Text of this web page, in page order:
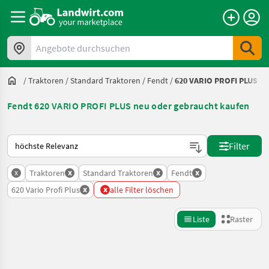
Angebote durchsuchen
/Traktoren /Standard Traktoren / Fendt /620 VARIO PROFI PLUS
Fendt 620 VARIO PROFI PLUS neu oder gebraucht kaufen
So wird auf Landwirt.com sortiert
Filter
x Traktoren x Standard Traktoren x Fendt x
620 Vario Profi Plus x x alle Filter löschen
Liste Raster